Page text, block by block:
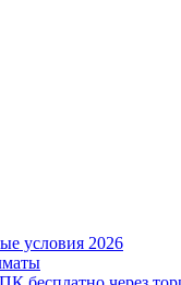
условия 2026